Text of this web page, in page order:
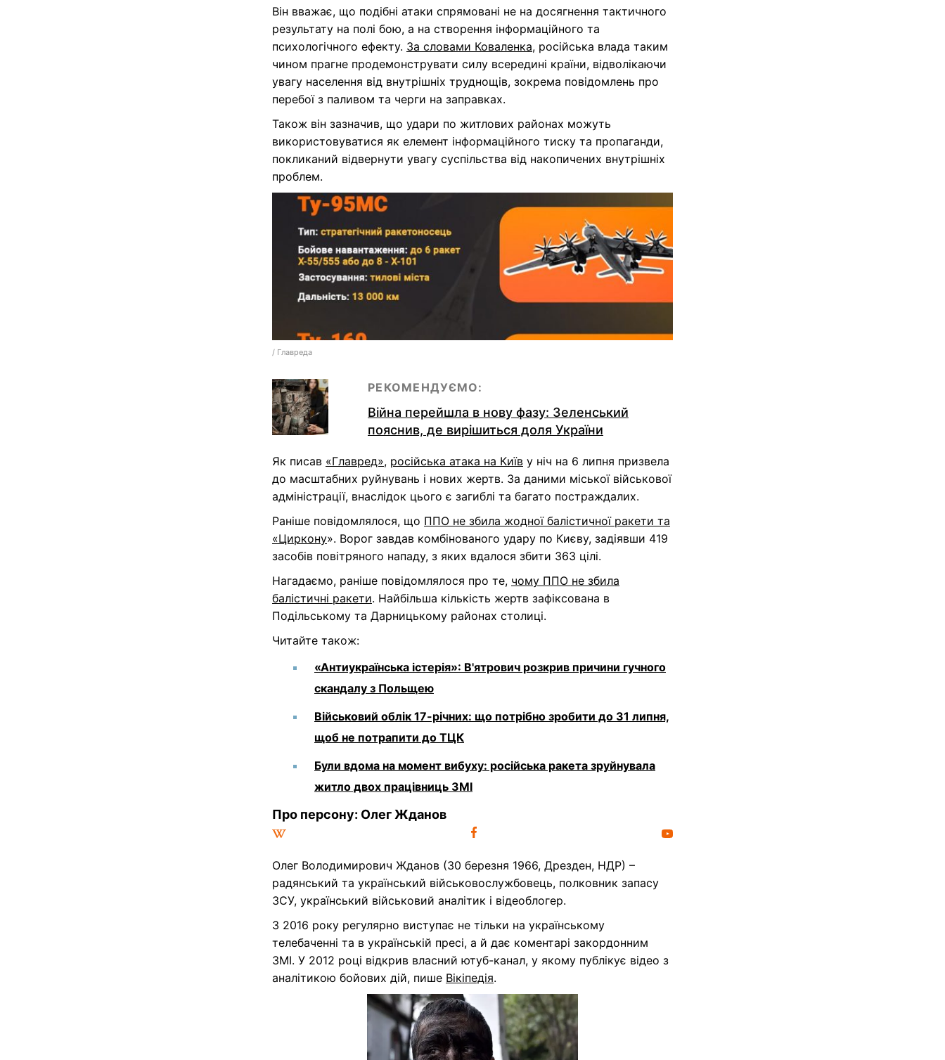
Він вважає, що подібні атаки спрямовані не на досягнення тактичного
результату на полі бою, а на створення інформаційного та
психологічного ефекту. За словами Коваленка, російська влада таким
чином прагне продемонструвати силу всередині країни, відволікаючи
увагу населення від внутрішніх труднощів, зокрема повідомлень про
перебої з паливом та черги на заправках.
Також він зазначив, що удари по житлових районах можуть
використовуватися як елемент інформаційного тиску та пропаганди,
покликаний відвернути увагу суспільства від накопичених внутрішніх
проблем.
/ Главреда
РЕКОМЕНДУЄМО:
Війна перейшла в нову фазу: Зеленський
пояснив, де вирішиться доля України
Як писав «Главред», російська атака на Київ у ніч на 6 липня призвела
до масштабних руйнувань і нових жертв. За даними міської військової
адміністрації, внаслідок цього є загиблі та багато постраждалих.
Раніше повідомлялося, що ППО не збила жодної балістичної ракети та
«Циркону». Ворог завдав комбінованого удару по Києву, задіявши 419
засобів повітряного нападу, з яких вдалося збити 363 цілі.
Нагадаємо, раніше повідомлялося про те, чому ППО не збила
балістичні ракети. Найбільша кількість жертв зафіксована в
Подільському та Дарницькому районах столиці.
Читайте також:
«Антиукраїнська істерія»: В'ятрович розкрив причини гучного
скандалу з Польщею
Військовий облік 17-річних: що потрібно зробити до 31 липня,
щоб не потрапити до ТЦК
Були вдома на момент вибуху: російська ракета зруйнувала
житло двох працівниць ЗМІ
Про персону: Олег Жданов
Олег Володимирович Жданов (30 березня 1966, Дрезден, НДР) –
радянський та український військовослужбовець, полковник запасу
ЗСУ, український військовий аналітик і відеоблогер.
З 2016 року регулярно виступає не тільки на українському
телебаченні та в українській пресі, а й дає коментарі закордонним
ЗМІ. У 2012 році відкрив власний ютуб-канал, у якому публікує відео з
аналітикою бойових дій, пише Вікіпедія.